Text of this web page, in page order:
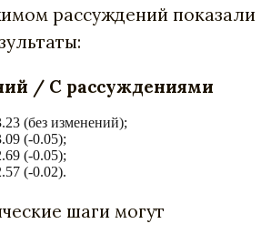
рассуждений показали
/ С рассуждениями
(без изменений);
(-0.05);
(-0.05);
(-0.02).
шаги могут